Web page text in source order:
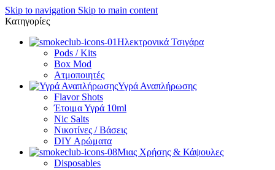
Skip to navigation Skip to main content
Κατηγορίες
Ηλεκτρονικά Τσιγάρα
Pods / Kits
Box Mod
Ατμοποιητές
Υγρά Αναπλήρωσης
Flavor Shots
Έτοιμα Υγρά 10ml
Nic Salts
Νικοτίνες / Βάσεις
DIY Αρώματα
Μιας Χρήσης & Κάψουλες
Disposables